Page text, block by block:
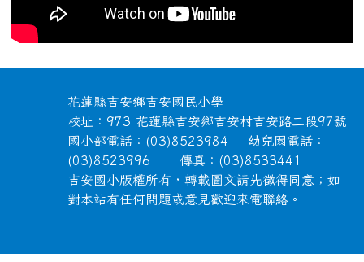
頁尾區域內容
花蓮縣吉安鄉吉安國民小學
校址：973 花蓮縣吉安鄉吉安村吉安路二段97號
國小部電話：(03)8523984 幼兒園電話：
(03)8523996 傳真：(03)8533441
吉安國小版權所有，轉載圖文請先徵得同意；如
對本站有任何問題或意見歡迎來電聯絡。